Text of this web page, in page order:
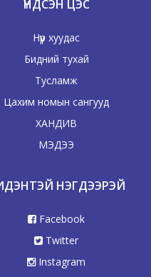
ҮНДСЭН ЦЭС
Нүүр хуудас
Бидний тухай
Тусламж
Цахим номын сангууд
ХАНДИВ
МЭДЭЭ
НЭГДЭЭРЭЙ
Facebook
Twitter
Instagram